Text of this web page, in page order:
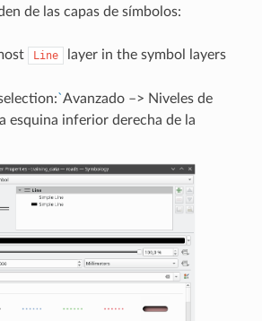
de las capas de símbolos:
Line
layer in the symbol layers
`Avanzado –> Niveles de
esquina inferior derecha de la